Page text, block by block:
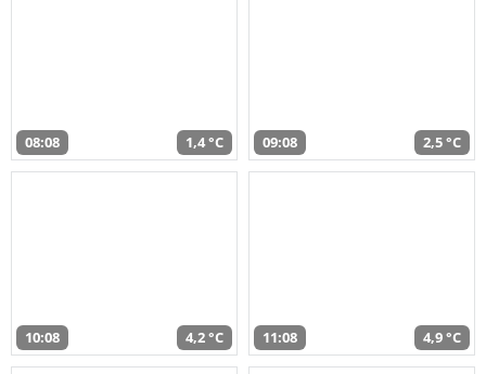
08:08 1,4 °C 09:08 2,5 °C
10:08 4,2 °C 11:08 4,9 °C